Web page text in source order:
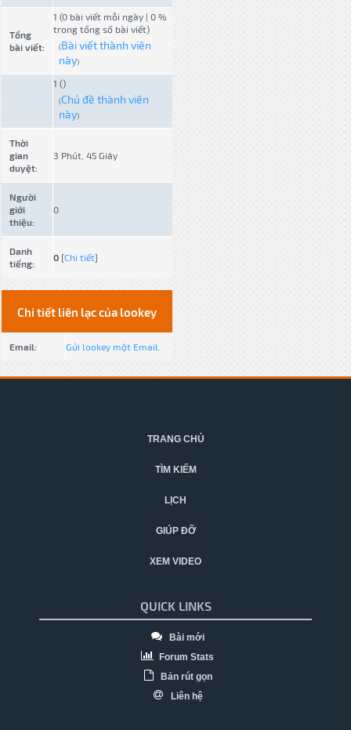
Tổng
bài viết:
1 (0 bài viết mỗi ngày | 0 %
trong tổng số bài viết)
(Bài viết thành viên
này)
1 ()
(Chủ đề thành viên
này)
Thời
gian
duyệt:
3 Phút, 45 Giây
Người
giới
thiệu:
0
Danh
tiếng:
0 [Chi tiết]
Chi tiết liên lạc của lookey
Email: Gửi lookey một Email.
TRANG CHỦ
TÌM KIẾM
LỊCH
GIÚP ĐỠ
XEM VIDEO
QUICK LINKS
Bài mới
Forum Stats
Bản rút gọn
Liên hệ